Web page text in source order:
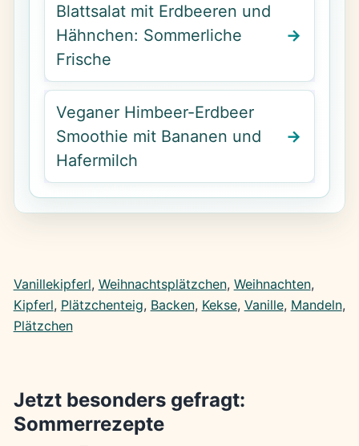
Blattsalat mit Erdbeeren und
Hähnchen: Sommerliche
Frische
Veganer Himbeer-Erdbeer
Smoothie mit Bananen und
Hafermilch
Vanillekipferl, Weihnachtsplätzchen, Weihnachten
Kipferl, Plätzchenteig, Backen, Kekse, Vanille, Mandeln
Plätzchen
Jetzt besonders gefragt:
Sommerrezepte